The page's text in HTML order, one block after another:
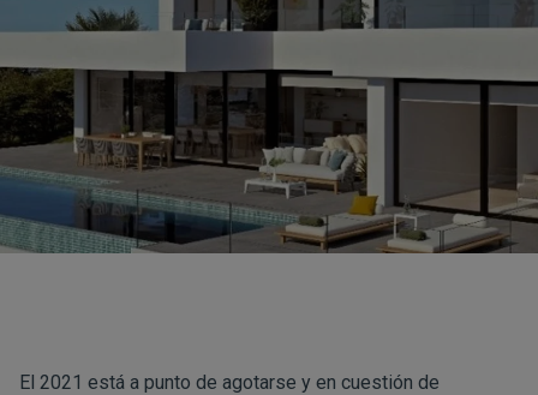
El 2021 está a punto de agotarse y en cuestión de